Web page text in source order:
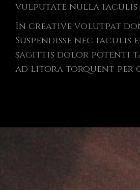
vulputate nulla iaculis
In creative volutpat
Suspendisse nec iaculis
sagittis dolor potenti
ad litora torquent per